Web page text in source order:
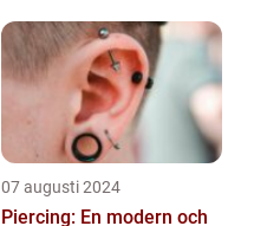
07 augusti 2024
Piercing: En modern och